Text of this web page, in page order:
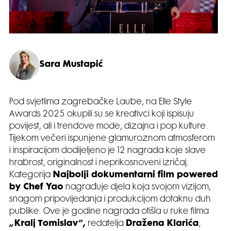
Sara Mustapić
Pod svjetlima zagrebačke Laube, na Elle Style
Awards 2025 okupili su se kreativci koji ispisuju
povijest, ali i trendove mode, dizajna i pop kulture.
Tijekom večeri ispunjene glamuroznom atmosferom
i inspiracijom dodijeljeno je 12 nagrada koje slave
hrabrost, originalnost i neprikosnoveni izričaj.
Kategorija Najbolji dokumentarni film powered
by Chef Yao nagrađuje djela koja svojom vizijom,
snagom pripovijedanja i produkcijom dotaknu duh
publike. Ove je godine nagrada otišla u ruke filma
„Kralj Tomislav”, redatelja Dražena Klarića,